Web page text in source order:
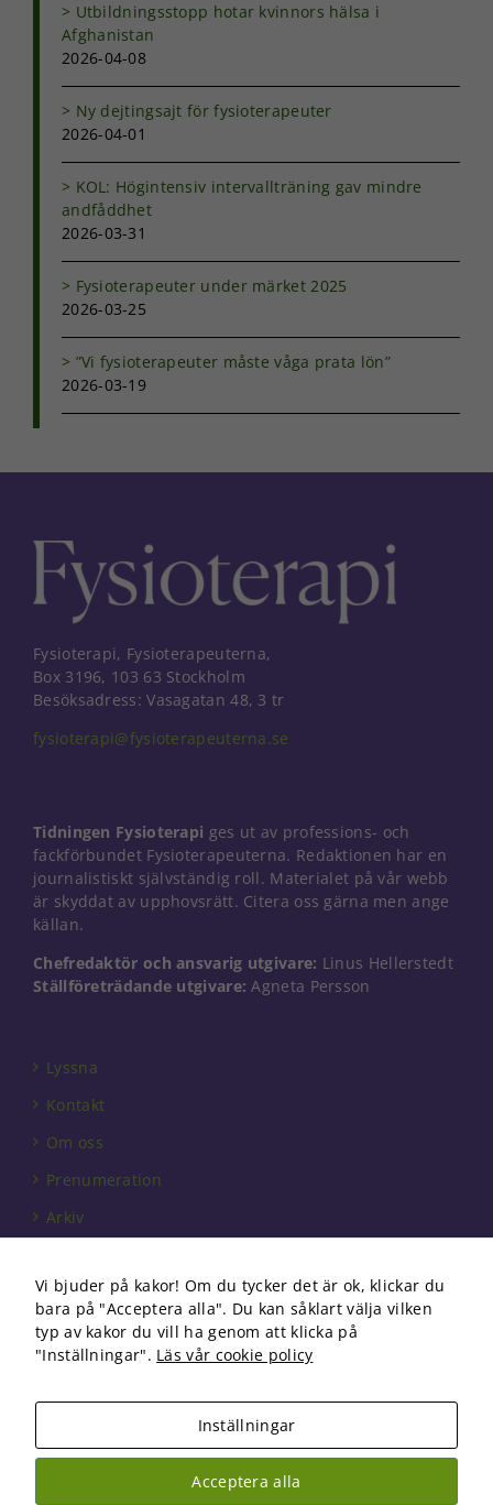
Utbildningsstopp hotar kvinnors hälsa i
Afghanistan
2026-04-08
Ny dejtingsajt för fysioterapeuter
2026-04-01
KOL: Högintensiv intervallträning gav mindre
andfåddhet
2026-03-31
Fysioterapeuter under märket 2025
2026-03-25
”Vi fysioterapeuter måste våga prata lön”
2026-03-19
Fysioterapi, Fysioterapeuterna,
Box 3196, 103 63 Stockholm
Besöksadress: Vasagatan 48, 3 tr
fysioterapi@fysioterapeuterna.se
Tidningen Fysioterapi ges ut av professions- och
fackförbundet Fysioterapeuterna. Redaktionen har en
journalistiskt självständig roll. Materialet på vår webb
är skyddat av upphovsrätt. Citera oss gärna men ange
källan.
Chefredaktör och ansvarig utgivare: Linus Hellerstedt
Ställföreträdande utgivare: Agneta Persson
Lyssna
Kontakt
Om oss
Prenumeration
Arkiv
Förbundet
Om cookies
Copyright 2026 Fysioterapi | All Rights Reserved
Facebook
Instagram
Vi bjuder på kakor! Om du tycker det är ok, klickar du
bara på "Acceptera alla". Du kan såklart välja vilken
typ av kakor du vill ha genom att klicka på
"Inställningar". Läs vår cookie policy
Inställningar
Acceptera alla